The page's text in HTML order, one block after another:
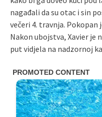
nagađali da su otac i sin
večeri 4. travnja. Pokopan
Nakon ubojstva, Xavier je
put vidjela na nadzornoj